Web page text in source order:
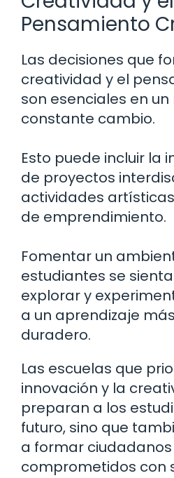
Pensamiento
Las decisiones que
creatividad y el
son esenciales en
constante cambio.
Esto puede incluir la
de proyectos
actividades
de emprendimiento.
Fomentar un
estudiantes se
explorar y
a un aprendizaje
duradero.
Las escuelas que
innovación y la
preparan a los
futuro, sino que
a formar
comprometidos con